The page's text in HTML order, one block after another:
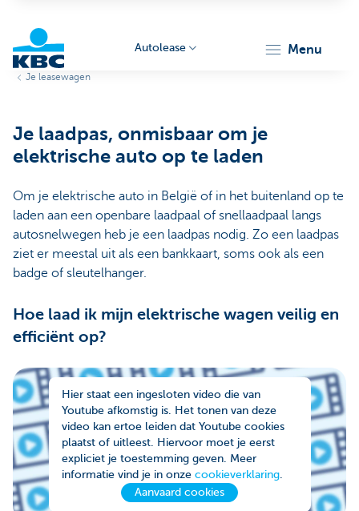
Autolease menu
Je leasewagen
Je laadpas, onmisbaar om je
elektrische auto op te laden
Om je elektrische auto in België of in het buitenland op te
laden aan een openbare laadpaal of snellaadpaal langs
autosnelwegen heb je een laadpas nodig. Zo een laadpas
ziet er meestal uit als een bankkaart, soms ook als een
badge of sleutelhanger.
Hoe laad ik mijn elektrische wagen veilig en
efficiënt op?
Hier staat een ingesloten video die van
Youtube afkomstig is. Het tonen van deze
video kan ertoe leiden dat Youtube cookies
plaatst of uitleest. Hiervoor moet je eerst
expliciet je toestemming geven. Meer
informatie vind je in onze cookieverklaring.
Aanvaard cookies